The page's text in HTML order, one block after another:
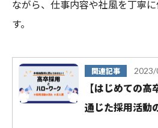
ながら、仕事内容や社風を丁寧
す。
関連記事
【はじめての
通じた採用活動